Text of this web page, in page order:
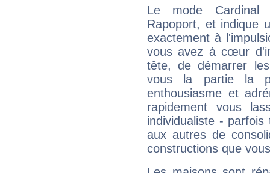
Le mode Cardinal
Rapoport, et indique
exactement à
vous avez à cœur
tête, de démarrer
vous la partie la
enthousiasme et
rapidement vous
individualiste -
aux autres de
constructions que